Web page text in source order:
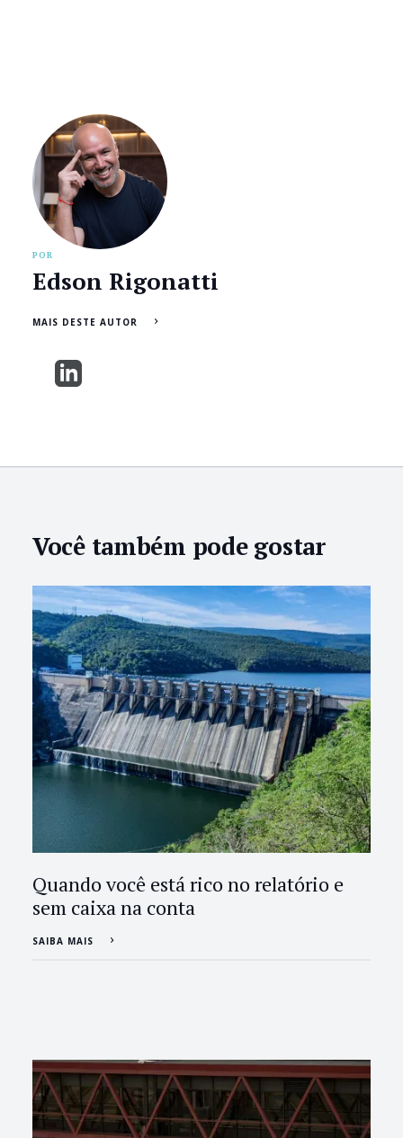
POR
Edson Rigonatti
MAIS DESTE AUTOR
Você também pode gostar
Quando você está rico no relatório e
sem caixa na conta
SAIBA MAIS